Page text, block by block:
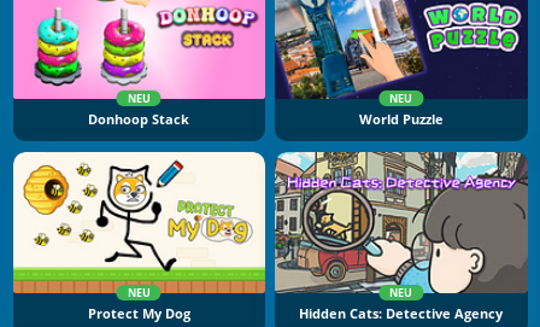
NEU
Donhoop Stack
NEU
World Puzzle
NEU
Protect My Dog
NEU
Hidden Cats: Detective Agency